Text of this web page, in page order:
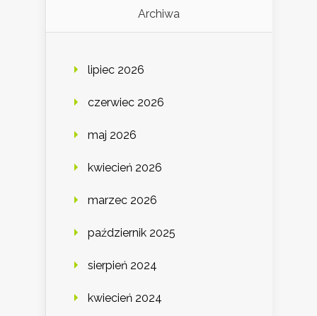
Archiwa
lipiec 2026
czerwiec 2026
maj 2026
kwiecień 2026
marzec 2026
październik 2025
sierpień 2024
kwiecień 2024